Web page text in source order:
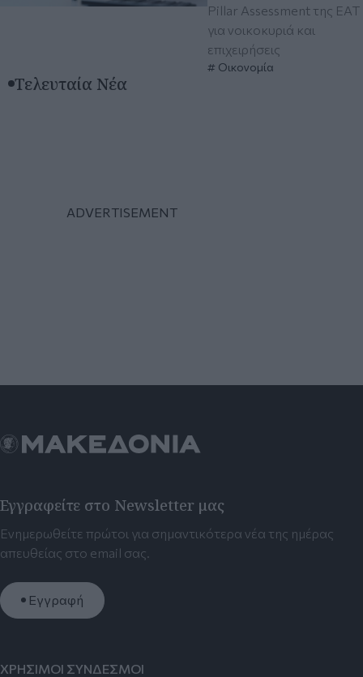
Pillar Assessment της ΕΑΤ
για νοικοκυριά και
επιχειρήσεις
Οικονομία
Τελευταία Νέα
Εγγραφείτε στο Newsletter μας
Ενημερωθείτε πρώτοι για σημαντικότερα νέα της ημέρας
απευθείας στο email σας.
Εγγραφή
ΧΡΗΣΙΜΟΙ ΣΥΝΔΕΣΜΟΙ